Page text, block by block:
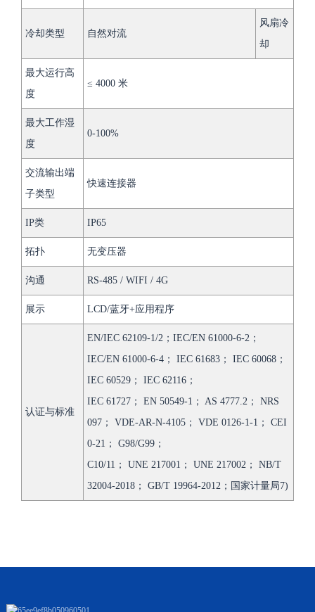
冷却类型 自然对流
风扇冷
却
最大运行高
度
≤ 4000 米
最大工作湿
度
0-100%
交流输出端
子类型
快速连接器
IP类 IP65
拓扑 无变压器
沟通 RS-485 / WIFI / 4G
展示 LCD/蓝牙+应用程序
认证与标准
EN/IEC 62109-1/2；IEC/EN 61000-6-2；
IEC/EN 61000-6-4； IEC 61683； IEC 60068；
IEC 60529； IEC 62116；
IEC 61727； EN 50549-1； AS 4777.2； NRS
097； VDE-AR-N-4105； VDE 0126-1-1； CEI
0-21； G98/G99；
C10/11； UNE 217001； UNE 217002； NB/T
32004-2018； GB/T 19964-2012；国家计量局7)